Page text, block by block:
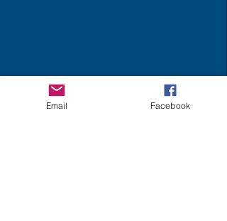
Email Facebook